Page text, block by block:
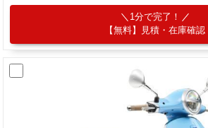
1分で完了！
【無料】見積・在庫確認